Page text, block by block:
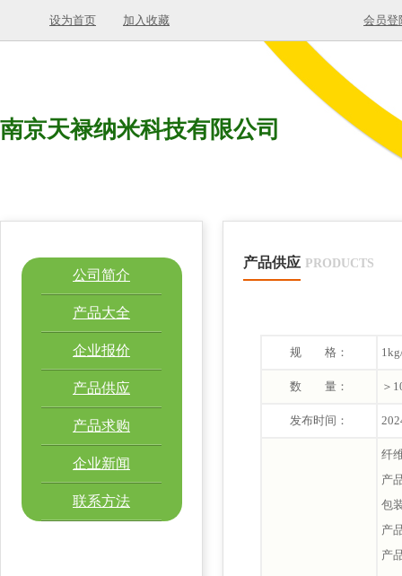
设为首页 加入收藏 会员登
南京天禄纳米科技有限公司
公司简介
产品大全
企业报价
产品供应
产品求购
企业新闻
联系方法
产品供应 PRODUCTS
规 格：
数 量： ＞
发布时间：
纤
产
包
产
产